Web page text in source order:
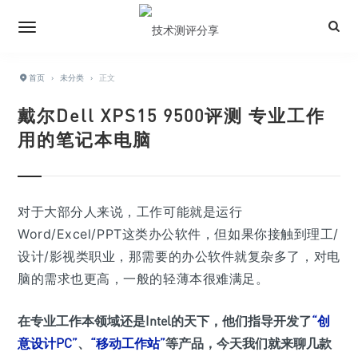
首页 › 未分类 › 正文
戴尔Dell XPS15 9500评测 专业工作
用的笔记本电脑
对于大部分人来说，工作可能就是运行
Word/Excel/PPT这类办公软件，但如果你接触到理工/
设计/影视类职业，那需要的办公软件就复杂多了，对电
脑的需求也更高，一般的轻薄本很难满足。
在专业工作本领域还是Intel的天下，他们指导开发了“创
意设计PC”、 “移动工作站”等产品，今天我们就来聊几款